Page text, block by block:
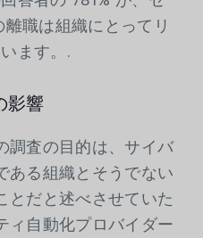
職は組織にとってリ
ます。.
影響
調査の目的は、サイバ
ある組織とそうでない
とだと述べさせていた
ィ自動化プロバイダー